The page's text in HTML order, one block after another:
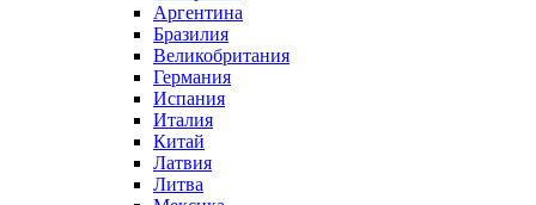
Аргентина
Бразилия
Великобритания
Германия
Испания
Италия
Китай
Латвия
Литва